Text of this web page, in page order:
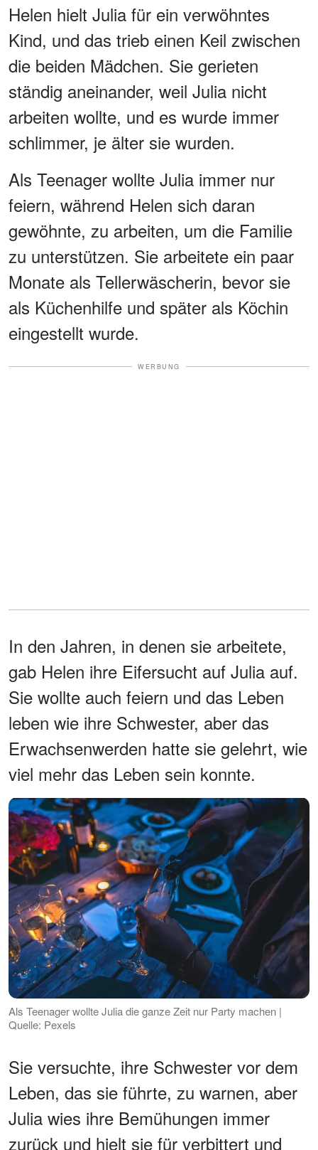
Helen hielt Julia für ein verwöhntes
Kind, und das trieb einen Keil zwischen
die beiden Mädchen. Sie gerieten
ständig aneinander, weil Julia nicht
arbeiten wollte, und es wurde immer
schlimmer, je älter sie wurden.
Als Teenager wollte Julia immer nur
feiern, während Helen sich daran
gewöhnte, zu arbeiten, um die Familie
zu unterstützen. Sie arbeitete ein paar
Monate als Tellerwäscherin, bevor sie
als Küchenhilfe und später als Köchin
eingestellt wurde.
WERBUNG
In den Jahren, in denen sie arbeitete,
gab Helen ihre Eifersucht auf Julia auf.
Sie wollte auch feiern und das Leben
leben wie ihre Schwester, aber das
Erwachsenwerden hatte sie gelehrt, wie
viel mehr das Leben sein konnte.
Als Teenager wollte Julia die ganze Zeit nur Party machen |
Quelle: Pexels
Sie versuchte, ihre Schwester vor dem
Leben, das sie führte, zu warnen, aber
Julia wies ihre Bemühungen immer
zurück und hielt sie für verbittert und